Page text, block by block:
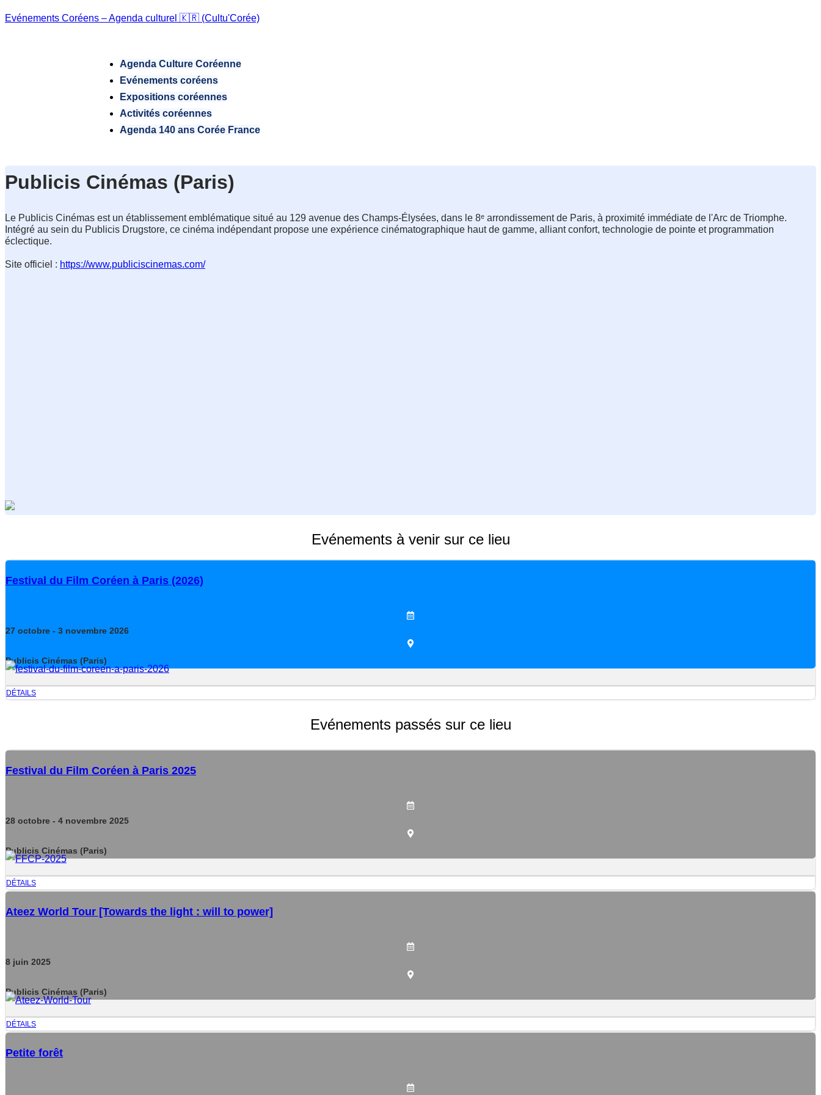
Evénements Coréens – Agenda culturel 🇰🇷 (Cultu'Corée)
Agenda Culture Coréenne
Evénements coréens
Expositions coréennes
Activités coréennes
Agenda 140 ans Corée France
Publicis Cinémas (Paris)
Le Publicis Cinémas est un établissement emblématique situé au 129 avenue des Champs-Élysées, dans le 8ᵉ arrondissement de Paris, à proximité immédiate de l'Arc de Triomphe.
Intégré au sein du Publicis Drugstore, ce cinéma indépendant propose une expérience cinématographique haut de gamme, alliant confort, technologie de pointe et programmation
éclectique.
Site officiel : https://www.publiciscinemas.com/
Evénements à venir sur ce lieu
Festival du Film Coréen à Paris (2026)
27 octobre - 3 novembre 2026
Publicis Cinémas (Paris)
DÉTAILS
Evénements passés sur ce lieu
Festival du Film Coréen à Paris 2025
28 octobre - 4 novembre 2025
Publicis Cinémas (Paris)
DÉTAILS
Ateez World Tour [Towards the light : will to power]
8 juin 2025
Publicis Cinémas (Paris)
DÉTAILS
Petite forêt